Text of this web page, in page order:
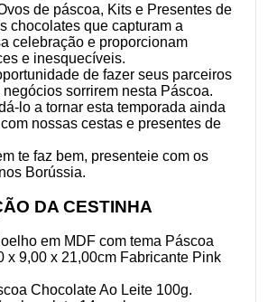
de páscoa, Kits e Presentes de
chocolates que capturam a
celebração e proporcionam
e inesquecíveis.
de fazer seus parceiros
sorrirem nesta Páscoa.
lo a tornar esta temporada ainda
nossas cestas e presentes de
te faz bem, presenteie com os
Borússia.
DA CESTINHA
em MDF com tema Páscoa
x 9,00 x 21,00cm Fabricante Pink
Chocolate Ao Leite 100g.